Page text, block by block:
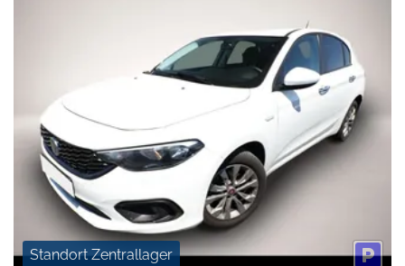
Standort Zentrallager